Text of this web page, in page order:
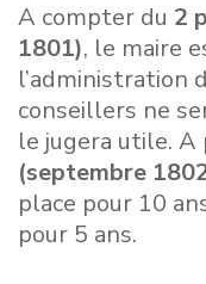
A compter du 2
1801), le maire
l’administration
conseillers ne
le jugera utile.
(septembre
place pour 10
pour 5 ans.